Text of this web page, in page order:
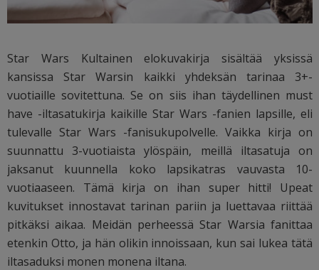
Star Wars Kultainen elokuvakirja sisältää yksissä
kansissa Star Warsin kaikki yhdeksän tarinaa 3+-
vuotiaille sovitettuna. Se on siis ihan täydellinen must
have -iltasatukirja kaikille Star Wars -fanien lapsille, eli
tulevalle Star Wars -fanisukupolvelle. Vaikka kirja on
suunnattu 3-vuotiaista ylöspäin, meillä iltasatuja on
jaksanut kuunnella koko lapsikatras vauvasta 10-
vuotiaaseen. Tämä kirja on ihan super hitti! Upeat
kuvitukset innostavat tarinan pariin ja luettavaa riittää
pitkäksi aikaa. Meidän perheessä Star Warsia fanittaa
etenkin Otto, ja hän olikin innoissaan, kun sai lukea tätä
iltasaduksi monen monena iltana.